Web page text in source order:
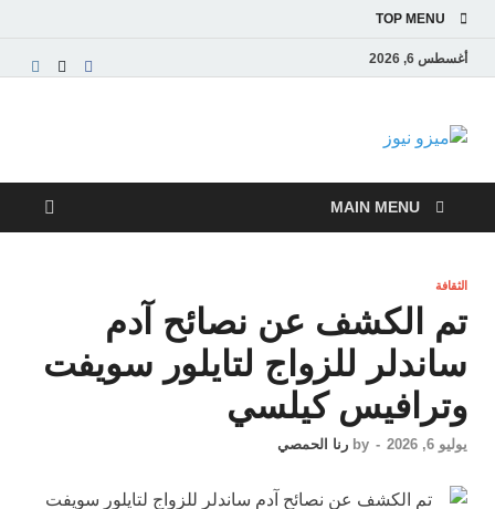
TOP MENU
أغسطس 6, 2026
ميزو نيوز
والاقتصادية
MAIN MENU
الثقافة
تم الكشف عن نصائح آدم
ساندلر للزواج لتايلور سويفت
وترافيس كيلسي
يوليو 6, 2026 -
by رنا الحمصي